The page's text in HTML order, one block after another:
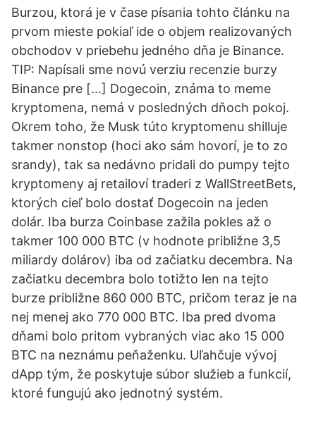
Burzou, ktorá je v čase písania tohto článku na
prvom mieste pokiaľ ide o objem realizovaných
obchodov v priebehu jedného dňa je Binance.
TIP: Napísali sme novú verziu recenzie burzy
Binance pre […] Dogecoin, známa to meme
kryptomena, nemá v posledných dňoch pokoj.
Okrem toho, že Musk túto kryptomenu shilluje
takmer nonstop (hoci ako sám hovorí, je to zo
srandy), tak sa nedávno pridali do pumpy tejto
kryptomeny aj retailoví traderi z WallStreetBets,
ktorých cieľ bolo dostať Dogecoin na jeden
dolár. Iba burza Coinbase zažila pokles až o
takmer 100 000 BTC (v hodnote približne 3,5
miliardy dolárov) iba od začiatku decembra. Na
začiatku decembra bolo totižto len na tejto
burze približne 860 000 BTC, pričom teraz je na
nej menej ako 770 000 BTC. Iba pred dvoma
dňami bolo pritom vybraných viac ako 15 000
BTC na neznámu peňaženku. Uľahčuje vývoj
dApp tým, že poskytuje súbor služieb a funkcií,
ktoré fungujú ako jednotný systém.